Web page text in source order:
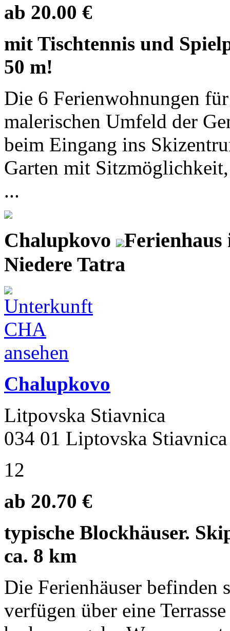
ab 20.00 €
mit Tischtennis und
50 m!
Die 6 Ferienwohnungen
malerischen Umfeld der
beim Eingang ins
Garten mit
...
Chalupkovo
Niedere Tatra
Chalupkovo
Litpovska Stiavnica
034 01 Liptovska Stiavnica
12
ab 20.70 €
typische Blockhäuser.
ca. 8 km
Die Ferienhäuser
verfügen über eine